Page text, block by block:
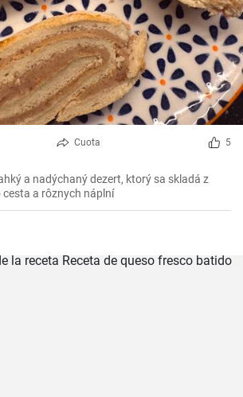
Cuota 5
a nadýchaný dezert, ktorý sa skladá z
a rôznych náplní